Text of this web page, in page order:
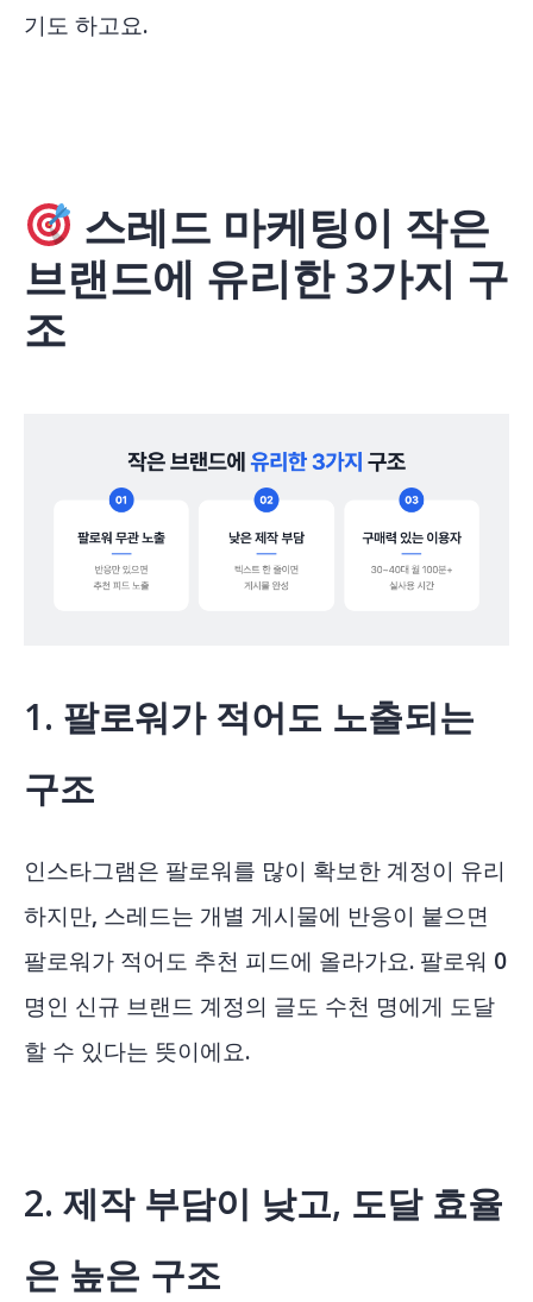
기도 하고요.
스레드 마케팅이 작은
브랜드에 유리한 3가지 구
조
1. 팔로워가 적어도 노출되는
구조
인스타그램은 팔로워를 많이 확보한 계정이 유리
하지만, 스레드는 개별 게시물에 반응이 붙으면
팔로워가 적어도 추천 피드에 올라가요. 팔로워 0
명인 신규 브랜드 계정의 글도 수천 명에게 도달
할 수 있다는 뜻이에요.
2. 제작 부담이 낮고, 도달 효율
은 높은 구조